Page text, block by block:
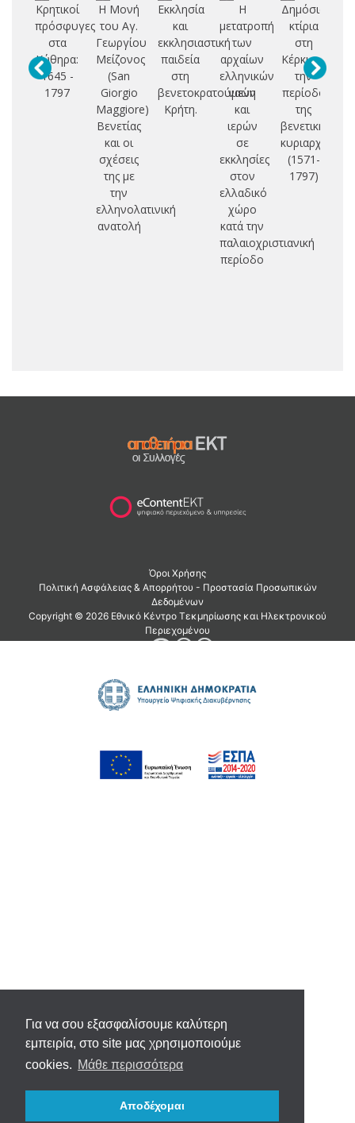
Για να σου εξασφαλίσουμε καλύτερη
εμπειρία, στο site μας χρησιμοποιούμε
cookies. Μάθε περισσότερα
Αποδέχομαι
Κρητικοί
πρόσφυγες
στα
Κύθηρα:
1645 -
1797
Η Μονή
του Αγ.
Γεωργίου
Μείζονος
(San
Giorgio
Maggiore)
Βενετίας
και οι
σχέσεις
της με
την
ελληνολατινική
ανατολή
Εκκλησία
και
εκκλησιαστική
παιδεία
στη
βενετοκρατούμενη
Κρήτη.
Η
μετατροπή
των
αρχαίων
ελληνικών
ναών
και
ιερών
σε
εκκλησίες
στον
ελλαδικό
χώρο
κατά την
παλαιοχριστιανική
περίοδο
Δημόσια
κτίρια
στη
Κέρκυρα
την
περίοδο
της
βενετικής
κυριαρχίας
(1571-
1797)